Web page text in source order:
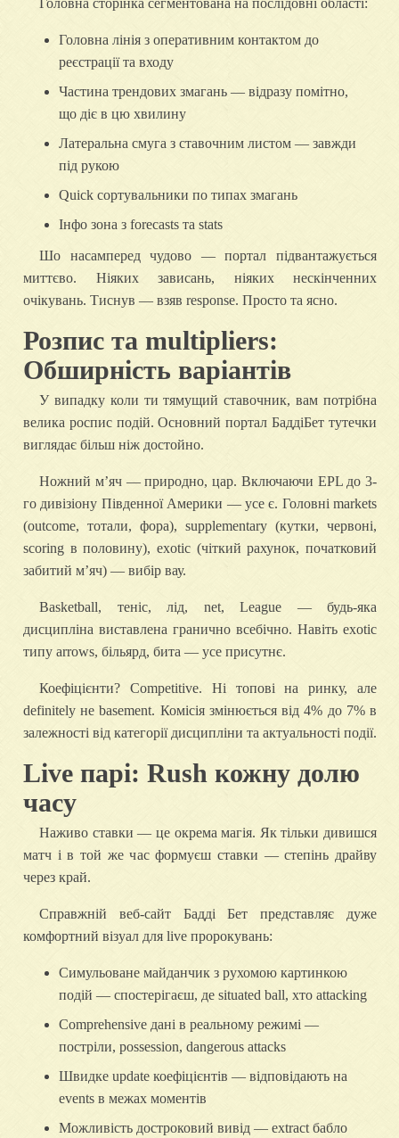
Головна сторінка сегментована на послідовні області:
Головна лінія з оперативним контактом до
реєстрації та входу
Частина трендових змагань — відразу помітно,
що діє в цю хвилину
Латеральна смуга з ставочним листом — завжди
під рукою
Quick сортувальники по типах змагань
Інфо зона з forecasts та stats
Шо насамперед чудово — портал підвантажується
миттєво. Ніяких зависань, ніяких нескінченних
очікувань. Тиснув — взяв response. Просто та ясно.
Розпис та multipliers:
Обширність варіантів
У випадку коли ти тямущий ставочник, вам потрібна
велика роспис подій. Основний портал БаддіБет тутечки
виглядає більш ніж достойно.
Ножний мʼяч — природно, цар. Включаючи EPL до 3-
го дивізіону Південної Америки — усе є. Головні markets
(outcome, тотали, форa), supplementary (кутки, червоні,
scoring в половину), exotic (чіткий рахунок, початковий
забитий м’яч) — вибір вау.
Basketball, теніс, лід, net, League — будь-яка
дисципліна виставлена гранично всебічно. Навіть exotic
типу arrows, більярд, бита — усе присутнє.
Коефіцієнти? Competitive. Ні топові на ринку, але
definitely не basement. Комісія змінюється від 4% до 7% в
залежності від категорії дисципліни та актуальності події.
Live парі: Rush кожну долю
часу
Наживо ставки — це окрема магія. Як тільки дивишся
матч і в той же час формуєш ставки — степінь драйву
через край.
Справжній веб-сайт Бадді Бет представляє дуже
комфортний візуал для live пророкувань:
Симульоване майданчик з рухомою картинкою
подій — спостерігаєш, де situated ball, хто attacking
Comprehensive дані в реальному режимі —
постріли, possession, dangerous attacks
Швидке update коефіцієнтів — відповідають на
events в межах моментів
Можливість достроковий вивід — extract бабло